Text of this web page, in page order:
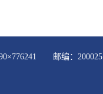
邮编：200025